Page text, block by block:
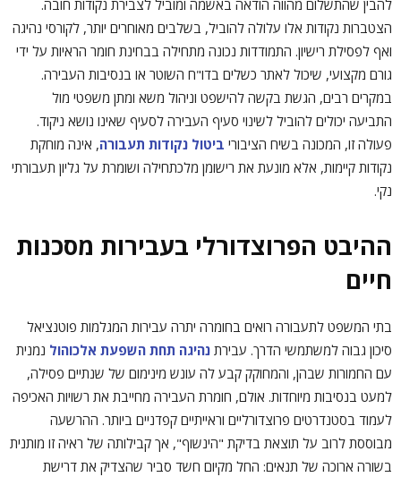
להבין שהתשלום מהווה הודאה באשמה ומוביל לצבירת נקודות חובה.
הצטברות נקודות אלו עלולה להוביל, בשלבים מאוחרים יותר, לקורסי נהיגה
ואף לפסילת רישיון. התמודדות נכונה מתחילה בבחינת חומר הראיות על ידי
גורם מקצועי, שיכול לאתר כשלים בדו"ח השוטר או בנסיבות העבירה.
במקרים רבים, הגשת בקשה להישפט וניהול משא ומתן משפטי מול
התביעה יכולים להוביל לשינוי סעיף העבירה לסעיף שאינו נושא ניקוד.
פעולה זו, המכונה בשיח הציבורי ביטול נקודות תעבורה, אינה מוחקת
נקודות קיימות, אלא מונעת את רישומן מלכתחילה ושומרת על גליון תעבורתי
נקי.
ההיבט הפרוצדורלי בעבירות מסכנות
חיים
בתי המשפט לתעבורה רואים בחומרה יתרה עבירות המגלמות פוטנציאל
סיכון גבוה למשתמשי הדרך. עבירת נהיגה תחת השפעת אלכוהול נמנית
עם החמורות שבהן, והמחוקק קבע לה עונש מינימום של שנתיים פסילה,
למעט בנסיבות מיוחדות. אולם, חומרת העבירה מחייבת את רשויות האכיפה
לעמוד בסטנדרטים פרוצדורליים וראייתיים קפדניים ביותר. ההרשעה
מבוססת לרוב על תוצאת בדיקת "הינשוף", אך קבילותה של ראיה זו מותנית
בשורה ארוכה של תנאים: החל מקיום חשד סביר שהצדיק את דרישת